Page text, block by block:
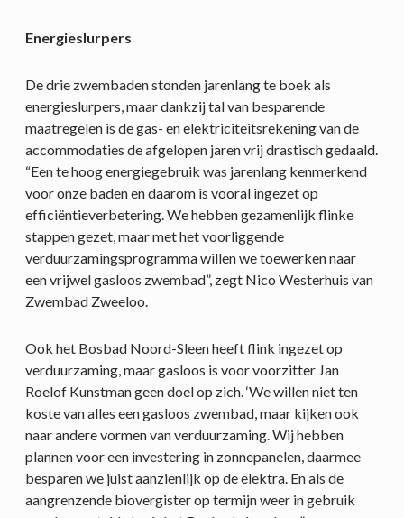
Energieslurpers
De drie zwembaden stonden jarenlang te boek als
energieslurpers, maar dankzij tal van besparende
maatregelen is de gas- en elektriciteitsrekening van de
accommodaties de afgelopen jaren vrij drastisch gedaald.
“Een te hoog energiegebruik was jarenlang kenmerkend
voor onze baden en daarom is vooral ingezet op
efficiëntieverbetering. We hebben gezamenlijk flinke
stappen gezet, maar met het voorliggende
verduurzamingsprogramma willen we toewerken naar
een vrijwel gasloos zwembad”, zegt Nico Westerhuis van
Zwembad Zweeloo.
Ook het Bosbad Noord-Sleen heeft flink ingezet op
verduurzaming, maar gasloos is voor voorzitter Jan
Roelof Kunstman geen doel op zich. ‘We willen niet ten
koste van alles een gasloos zwembad, maar kijken ook
naar andere vormen van verduurzaming. Wij hebben
plannen voor een investering in zonnepanelen, daarmee
besparen we juist aanzienlijk op de elektra. En als de
aangrenzende biovergister op termijn weer in gebruik